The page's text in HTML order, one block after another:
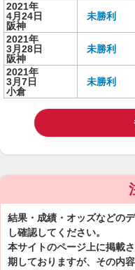
2021年
4月24日
阪神
未勝利
2021年
3月28日
阪神
未勝利
2021年
3月7日
小倉
未勝利
結果・成績・オッズなどの
し確認してください。
本サイトのページ上に掲載
期しておりますが、その内